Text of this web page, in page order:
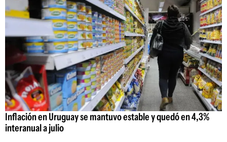
Inflación en Uruguay se mantuvo estable y quedó en 4,3%
interanual a julio